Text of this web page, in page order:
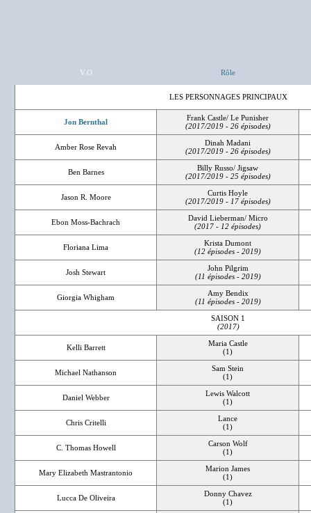
V.O Rôle
LES PERSONNAGES PRINCIPAUX
Jon Bernthal
Frank Castle/ Le Punisher
(2017/2019 - 26 épisodes)
Amber Rose Revah
Dinah Madani
(2017/2019 - 26 épisodes)
Ben Barnes
Billy Russo/ Jigsaw
(2017/2019 - 25 épisodes)
Jason R. Moore
Curtis Hoyle
(2017/2019 - 17 épisodes)
Ebon Moss-Bachrach
David Lieberman/ Micro
(2017 - 12 épisodes)
Floriana Lima
Krista Dumont
(12 épisodes - 2019)
Josh Stewart
John Pilgrim
(11 épisodes - 2019)
Giorgia Whigham
Amy Bendix
(11 épisodes - 2019)
SAISON 1
(2017)
Kelli Barrett
Maria Castle
(1)
Michael Nathanson
Sam Stein
(1)
Daniel Webber
Lewis Walcott
(1)
Chris Critelli
Lance
(1)
C. Thomas Howell
Carson Wolf
(1)
Mary Elizabeth Mastrantonio
Marion James
(1)
Lucca De Oliveira
Donny Chavez
(1)